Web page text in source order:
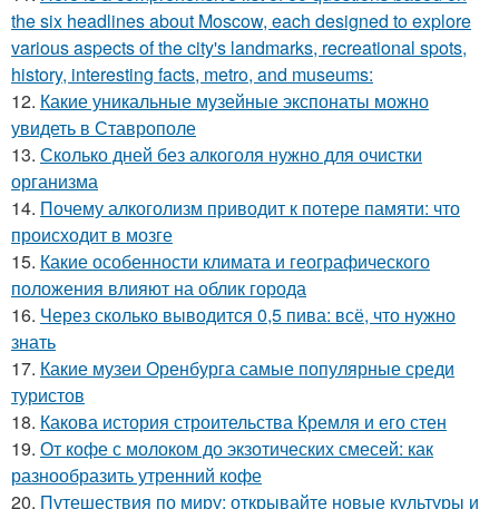
the six headlines about Moscow, each designed to explore
various aspects of the city's landmarks, recreational spots,
history, interesting facts, metro, and museums:
12. Какие уникальные музейные экспонаты можно
увидеть в Ставрополе
13. Сколько дней без алкоголя нужно для очистки
организма
14. Почему алкоголизм приводит к потере памяти: что
происходит в мозге
15. Какие особенности климата и географического
положения влияют на облик города
16. Через сколько выводится 0,5 пива: всё, что нужно
знать
17. Какие музеи Оренбурга самые популярные среди
туристов
18. Какова история строительства Кремля и его стен
19. От кофе с молоком до экзотических смесей: как
разнообразить утренний кофе
20. Путешествия по миру: открывайте новые культуры и